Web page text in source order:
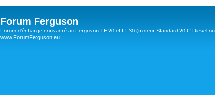
Forum Ferguson
Forum d'échange consacré au Ferguson TE 20 et FF30 (moteur Standard 20 C Diesel
www.ForumFerguson.eu